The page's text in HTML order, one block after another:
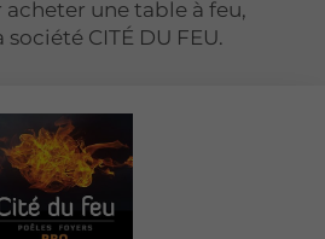
une table à feu,
CITÉ DU FEU.